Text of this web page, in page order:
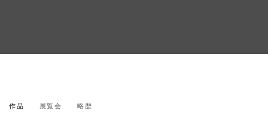
金子 潤 日本, 1942
作品 展覧会 略歴